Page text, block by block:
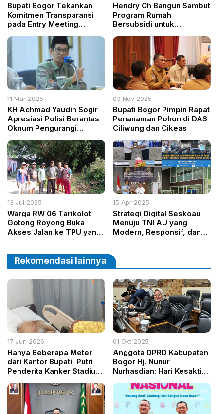
Bupati Bogor Tekankan
Komitmen Transparansi
pada Entry Meeting
oleh BPK Jabar
Hendry Ch Bangun Sambut
Program Rumah
Bersubsidi untuk
Kepedulian Pemerintah
terhadap Pekerja Media
11 Mar 2025
KH Achmad Yaudin Sogir
Apresiasi Polisi Berantas
Oknum Pengurangi
Jelas Pidana dan Haram
Secara Syariat
03 Nov 2025
Bupati Bogor Pimpin Rapat
Penanaman Pohon di DAS
Ciliwung dan Cikeas
13 Jul 2025
Warga RW 06 Tarikolot
Gotong Royong Buka
Akses Jalan ke TPU yang
Pemerintah
15 Apr 2025
Strategi Digital Seskoau
Menuju TNI AU yang
Modern, Responsif, dan
Rekomendasi lainnya
17 Jun 2026
Hanya Beberapa Meter
dari Kantor Bupati, Putri
Penderita Kanker Stadium
Hadir Menyelamatkan
Hidupnya
01 Okt 2025
Anggota DPRD Kabupaten
Bogor Hj. Nunur
Nurhasdian: Hari Kesaktian
Strategis Meneguhkan
Identitas Bangsa